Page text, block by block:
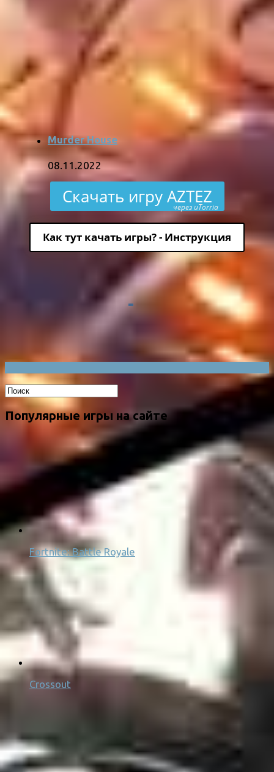
Murder House
08.11.2022
Скачать игру AZTEZ
через uTorria
Как тут качать игры? - Инструкция
Популярные игры на сайте
Fortnite: Battle Royale
Crossout